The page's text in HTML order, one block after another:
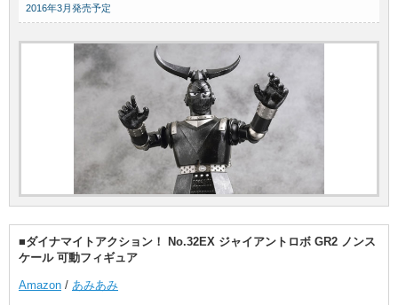
2016年3月発売予定
■ダイナマイトアクション！ No.32EX ジャイアントロボ GR2 ノンス
ケール 可動フィギュア
Amazon / あみあみ